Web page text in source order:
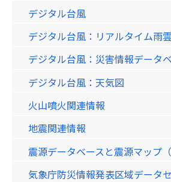
デジタル台風
デジタル台風：リアルタイム雨
デジタル台風：災害情報データ
デジタル台風：天気図
火山噴火関連情報
地震関連情報
震源データベースと震源マップ
気象庁防災情報発表区域データ